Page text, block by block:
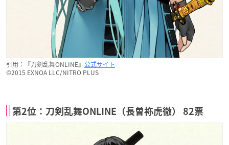
引用：『刀剣乱舞ONLINE』 公式サイト
©2015 EXNOA LLC/NITRO PLUS
第2位：刀剣乱舞ONLINE（長曽祢虎徹） 82票